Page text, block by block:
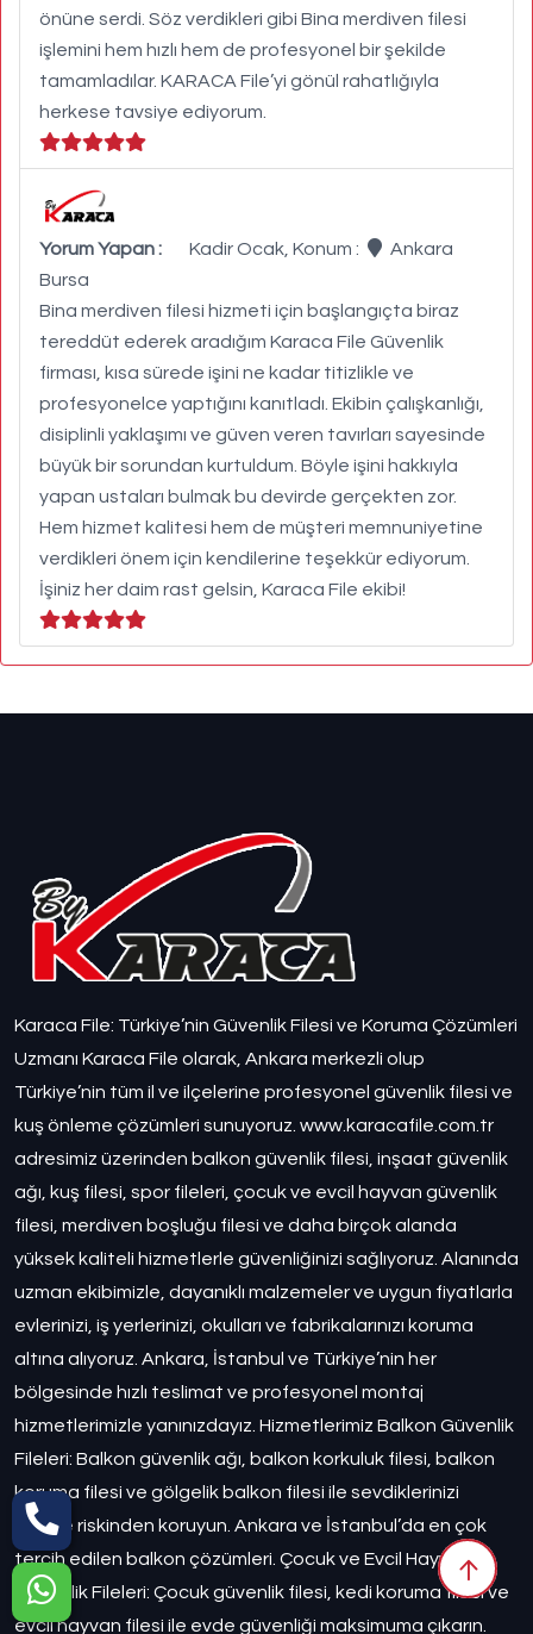
önüne serdi. Söz verdikleri gibi Bina merdiven filesi
işlemini hem hızlı hem de profesyonel bir şekilde
tamamladılar. KARACA File’yi gönül rahatlığıyla
herkese tavsiye ediyorum.
Yorum Yapan : Kadir Ocak, Konum :
Ankara
Bursa
Bina merdiven filesi hizmeti için başlangıçta biraz
tereddüt ederek aradığım Karaca File Güvenlik
firması, kısa sürede işini ne kadar titizlikle ve
profesyonelce yaptığını kanıtladı. Ekibin çalışkanlığı,
disiplinli yaklaşımı ve güven veren tavırları sayesinde
büyük bir sorundan kurtuldum. Böyle işini hakkıyla
yapan ustaları bulmak bu devirde gerçekten zor.
Hem hizmet kalitesi hem de müşteri memnuniyetine
verdikleri önem için kendilerine teşekkür ediyorum.
İşiniz her daim rast gelsin, Karaca File ekibi!
Karaca File: Türkiye’nin Güvenlik Filesi ve Koruma Çözümleri
Uzmanı Karaca File olarak, Ankara merkezli olup
Türkiye’nin tüm il ve ilçelerine profesyonel güvenlik filesi ve
kuş önleme çözümleri sunuyoruz. www.karacafile.com.tr
adresimiz üzerinden balkon güvenlik filesi, inşaat güvenlik
ağı, kuş filesi, spor fileleri, çocuk ve evcil hayvan güvenlik
filesi, merdiven boşluğu filesi ve daha birçok alanda
yüksek kaliteli hizmetlerle güvenliğinizi sağlıyoruz. Alanında
uzman ekibimizle, dayanıklı malzemeler ve uygun fiyatlarla
evlerinizi, iş yerlerinizi, okulları ve fabrikalarınızı koruma
altına alıyoruz. Ankara, İstanbul ve Türkiye’nin her
bölgesinde hızlı teslimat ve profesyonel montaj
hizmetlerimizle yanınızdayız. Hizmetlerimiz Balkon Güvenlik
Fileleri: Balkon güvenlik ağı, balkon korkuluk filesi, balkon
koruma filesi ve gölgelik balkon filesi ile sevdiklerinizi
düşme riskinden koruyun. Ankara ve İstanbul’da en çok
tercih edilen balkon çözümleri. Çocuk ve Evcil Hayvan
Güvenlik Fileleri: Çocuk güvenlik filesi, kedi koruma filesi ve
evcil hayvan filesi ile evde güvenliği maksimuma çıkarın.